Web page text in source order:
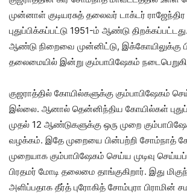
முன்னாள் குடியரசுத் தலைவர் டாக்டர் ராஜேந்திர
புதுப்பிக்கப்பட்டு 1951-ம் ஆண்டு
ஆண்டு நிறைவை முன்னிட்டு, இக்கோயிலுக்கு
தலைமையில் இன்று கும்பாபிஷேகம்
குஜராத்தில் கோயில்களுக்கு கும்பாபிஷேகம்
இல்லை. ஆனால் தென்னிந்திய கோயில்கள்
முதல் 12 ஆண்டுகளுக்கு ஒரு முறை
வழக்கம். இதே முறையை பின்பற்றி சோம்நாத்
முறையாக கும்பாபிஷேகம் செய்ய முடிவு
பிரதமர் மோடி தலைமை தாங்குகிறார். இது
அளிப்பதாக தீர்த் புரோகித் சோம்புரா